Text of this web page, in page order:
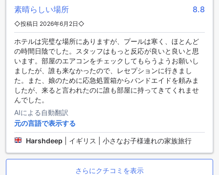
のをお召し上がりいただけます。コンチネンタルブレックフ
ァーストもご用意しており、軽やかな朝を迎えることができ
ます。
また、ルームサービスも充実しており、お部屋でリラックス
しながらお食事を楽しむことも可能です。毎日のハウスキー
ピングサービスにより、清潔で快適な空間が保たれているた
め、ゆったりとした食事の時間をお過ごしいただけます。ド
ム ジョセ ビーチホテルでのダイニングは、特別なひとときを
演出することでしょう。
ドム ジョセ ビーチホテルの客室オファリング
ドム ジョセ ビーチホテルでは、様々なタイプの客室をご用意
しております。まず、海の美しい景色を楽しむことができる
広さを誇り、リラックスしたひとときを提供します。また、2
つのシングルベッドを備えた「Standard City View」や
素晴らしい場所 8.8
◇投稿日 2026年6月2日◇
ホテルは完璧な場所にありますが、プールは寒く、ほとんど
の時間日陰でした。スタッフはもっと反応が良いと良いと思
います。部屋のエアコンをチェックしてもらうようお願いし
ましたが、誰も来なかったので、レセプションに行きまし
た。また、娘のために応急処置箱からバンドエイドを頼みま
したが、来ると言われたのに誰も部屋に持ってきてくれませ
んでした。
AIによる自動翻訳
元の言語で表示する
Harshdeep イギリス | 小さなお子様連れの家族旅行
さらにクチコミを表示